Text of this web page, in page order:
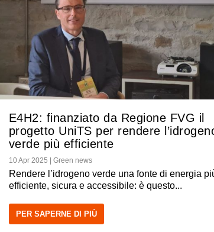
E4H2: finanziato da Regione FVG il
progetto UniTS per rendere
verde più efficiente
10 Apr 2025 Green news
Rendere l’idrogeno verde una fonte di energia
efficiente, sicura e accessibile: è questo...
PER SAPERNE DI PIÙ